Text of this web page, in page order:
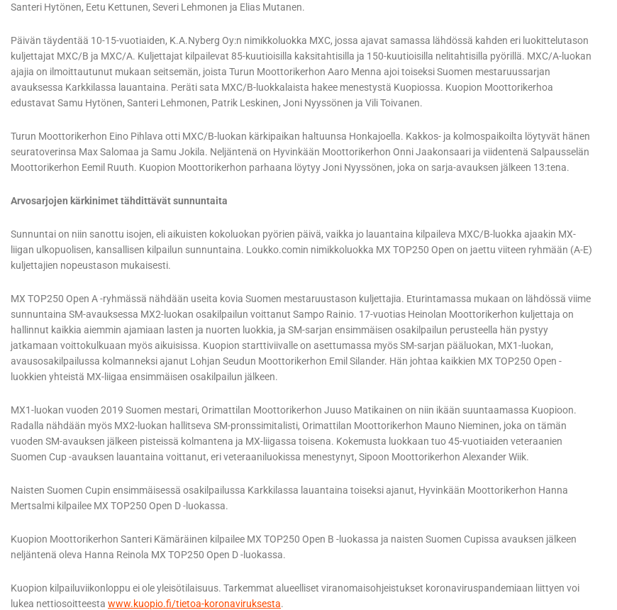
Santeri Hytönen, Eetu Kettunen, Severi Lehmonen ja Elias Mutanen.
Päivän täydentää 10-15-vuotiaiden, K.A.Nyberg Oy:n nimikkoluokka MXC, jossa ajavat samassa lähdössä kahden eri luokittelutason
kuljettajat MXC/B ja MXC/A. Kuljettajat kilpailevat 85-kuutioisilla kaksitahtisilla ja 150-kuutioisilla nelitahtisilla pyörillä. MXC/A-luokan
ajajia on ilmoittautunut mukaan seitsemän, joista Turun Moottorikerhon Aaro Menna ajoi toiseksi Suomen mestaruussarjan
avauksessa Karkkilassa lauantaina. Peräti sata MXC/B-luokkalaista hakee menestystä Kuopiossa. Kuopion Moottorikerhoa
edustavat Samu Hytönen, Santeri Lehmonen, Patrik Leskinen, Joni Nyyssönen ja Vili Toivanen.
Turun Moottorikerhon Eino Pihlava otti MXC/B-luokan kärkipaikan haltuunsa Honkajoella. Kakkos- ja kolmospaikoilta löytyvät hänen
seuratoverinsa Max Salomaa ja Samu Jokila. Neljäntenä on Hyvinkään Moottorikerhon Onni Jaakonsaari ja viidentenä Salpausselän
Moottorikerhon Eemil Ruuth. Kuopion Moottorikerhon parhaana löytyy Joni Nyyssönen, joka on sarja-avauksen jälkeen 13:tena.
Arvosarjojen kärkinimet tähdittävät sunnuntaita
Sunnuntai on niin sanottu isojen, eli aikuisten kokoluokan pyörien päivä, vaikka jo lauantaina kilpaileva MXC/B-luokka ajaakin MX-
liigan ulkopuolisen, kansallisen kilpailun sunnuntaina. Loukko.comin nimikkoluokka MX TOP250 Open on jaettu viiteen ryhmään (A-E)
kuljettajien nopeustason mukaisesti.
MX TOP250 Open A -ryhmässä nähdään useita kovia Suomen mestaruustason kuljettajia. Eturintamassa mukaan on lähdössä viime
sunnuntaina SM-avauksessa MX2-luokan osakilpailun voittanut Sampo Rainio. 17-vuotias Heinolan Moottorikerhon kuljettaja on
hallinnut kaikkia aiemmin ajamiaan lasten ja nuorten luokkia, ja SM-sarjan ensimmäisen osakilpailun perusteella hän pystyy
jatkamaan voittokulkuaan myös aikuisissa. Kuopion starttiviivalle on asettumassa myös SM-sarjan pääluokan, MX1-luokan,
avausosakilpailussa kolmanneksi ajanut Lohjan Seudun Moottorikerhon Emil Silander. Hän johtaa kaikkien MX TOP250 Open -
luokkien yhteistä MX-liigaa ensimmäisen osakilpailun jälkeen.
MX1-luokan vuoden 2019 Suomen mestari, Orimattilan Moottorikerhon Juuso Matikainen on niin ikään suuntaamassa Kuopioon.
Radalla nähdään myös MX2-luokan hallitseva SM-pronssimitalisti, Orimattilan Moottorikerhon Mauno Nieminen, joka on tämän
vuoden SM-avauksen jälkeen pisteissä kolmantena ja MX-liigassa toisena. Kokemusta luokkaan tuo 45-vuotiaiden veteraanien
Suomen Cup -avauksen lauantaina voittanut, eri veteraaniluokissa menestynyt, Sipoon Moottorikerhon Alexander Wiik.
Naisten Suomen Cupin ensimmäisessä osakilpailussa Karkkilassa lauantaina toiseksi ajanut, Hyvinkään Moottorikerhon Hanna
Mertsalmi kilpailee MX TOP250 Open D -luokassa.
Kuopion Moottorikerhon Santeri Kämäräinen kilpailee MX TOP250 Open B -luokassa ja naisten Suomen Cupissa avauksen jälkeen
neljäntenä oleva Hanna Reinola MX TOP250 Open D -luokassa.
Kuopion kilpailuviikonloppu ei ole yleisötilaisuus. Tarkemmat alueelliset viranomaisohjeistukset koronaviruspandemiaan liittyen voi
lukea nettiosoitteesta www.kuopio.fi/tietoa-koronaviruksesta.